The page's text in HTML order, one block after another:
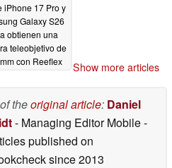
iPhone 17 Pro y
Galaxy S26
obtienen una
teleobjetivo de
con Reeflex
Show more articles
theoriginal article: Daniel
- Managing Editor Mobile-
published on
since 2013